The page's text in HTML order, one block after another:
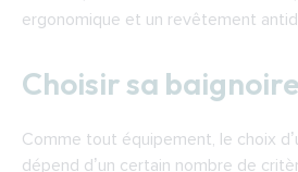
ergonomique et un revêtement
Choisir sa
Comme tout équipement, le choix
dépend d’un certain nombre de